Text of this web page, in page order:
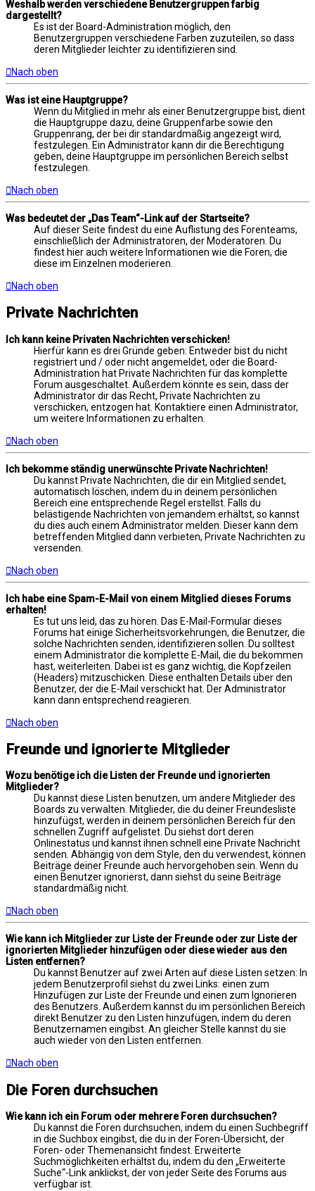
Weshalb werden verschiedene Benutzergruppen farbig
dargestellt?
Es ist der Board-Administration möglich, den
Benutzergruppen verschiedene Farben zuzuteilen, so dass
deren Mitglieder leichter zu identifizieren sind.
Nach oben
Was ist eine Hauptgruppe?
Wenn du Mitglied in mehr als einer Benutzergruppe bist, dient
die Hauptgruppe dazu, deine Gruppenfarbe sowie den
Gruppenrang, der bei dir standardmäßig angezeigt wird,
festzulegen. Ein Administrator kann dir die Berechtigung
geben, deine Hauptgruppe im persönlichen Bereich selbst
festzulegen.
Nach oben
Was bedeutet der „Das Team“-Link auf der Startseite?
Auf dieser Seite findest du eine Auflistung des Forenteams,
einschließlich der Administratoren, der Moderatoren. Du
findest hier auch weitere Informationen wie die Foren, die
diese im Einzelnen moderieren.
Nach oben
Private Nachrichten
Ich kann keine Privaten Nachrichten verschicken!
Hierfür kann es drei Gründe geben: Entweder bist du nicht
registriert und / oder nicht angemeldet, oder die Board-
Administration hat Private Nachrichten für das komplette
Forum ausgeschaltet. Außerdem könnte es sein, dass der
Administrator dir das Recht, Private Nachrichten zu
verschicken, entzogen hat. Kontaktiere einen Administrator,
um weitere Informationen zu erhalten.
Nach oben
Ich bekomme ständig unerwünschte Private Nachrichten!
Du kannst Private Nachrichten, die dir ein Mitglied sendet,
automatisch löschen, indem du in deinem persönlichen
Bereich eine entsprechende Regel erstellst. Falls du
belästigende Nachrichten von jemandem erhältst, so kannst
du dies auch einem Administrator melden. Dieser kann dem
betreffenden Mitglied dann verbieten, Private Nachrichten zu
versenden.
Nach oben
Ich habe eine Spam-E-Mail von einem Mitglied dieses Forums
erhalten!
Es tut uns leid, das zu hören. Das E-Mail-Formular dieses
Forums hat einige Sicherheitsvorkehrungen, die Benutzer, die
solche Nachrichten senden, identifizieren sollen. Du solltest
einem Administrator die komplette E-Mail, die du bekommen
hast, weiterleiten. Dabei ist es ganz wichtig, die Kopfzeilen
(Headers) mitzuschicken. Diese enthalten Details über den
Benutzer, der die E-Mail verschickt hat. Der Administrator
kann dann entsprechend reagieren.
Nach oben
Freunde und ignorierte Mitglieder
Wozu benötige ich die Listen der Freunde und ignorierten
Mitglieder?
Du kannst diese Listen benutzen, um andere Mitglieder des
Boards zu verwalten. Mitglieder, die du deiner Freundesliste
hinzufügst, werden in deinem persönlichen Bereich für den
schnellen Zugriff aufgelistet. Du siehst dort deren
Onlinestatus und kannst ihnen schnell eine Private Nachricht
senden. Abhängig von dem Style, den du verwendest, können
Beiträge deiner Freunde auch hervorgehoben sein. Wenn du
einen Benutzer ignorierst, dann siehst du seine Beiträge
standardmäßig nicht.
Nach oben
Wie kann ich Mitglieder zur Liste der Freunde oder zur Liste der
ignorierten Mitglieder hinzufügen oder diese wieder aus den
Listen entfernen?
Du kannst Benutzer auf zwei Arten auf diese Listen setzen: In
jedem Benutzerprofil siehst du zwei Links: einen zum
Hinzufügen zur Liste der Freunde und einen zum Ignorieren
des Benutzers. Außerdem kannst du im persönlichen Bereich
direkt Benutzer zu den Listen hinzufügen, indem du deren
Benutzernamen eingibst. An gleicher Stelle kannst du sie
auch wieder von den Listen entfernen.
Nach oben
Die Foren durchsuchen
Wie kann ich ein Forum oder mehrere Foren durchsuchen?
Du kannst die Foren durchsuchen, indem du einen Suchbegriff
in die Suchbox eingibst, die du in der Foren-Übersicht, der
Foren- oder Themenansicht findest. Erweiterte
Suchmöglichkeiten erhältst du, indem du den „Erweiterte
Suche“-Link anklickst, der von jeder Seite des Forums aus
verfügbar ist.